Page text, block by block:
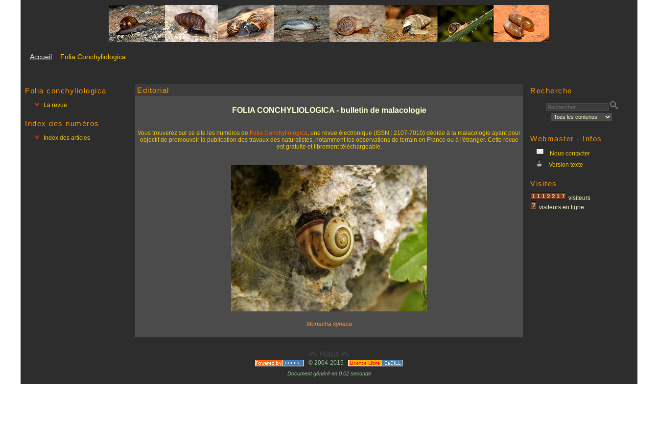
Accueil Folia Conchyliologica
Folia conchyliologica
La revue
Index des numéros
Index des articles
Editorial
FOLIA CONCHYLIOLOGICA - bulletin de malacologie
Vous trouverez sur ce site les numéros de Folia Conchyliologica, une revue électronique (ISSN : 2107-7010) dédiée à la malacologie ayant pour
objectif de promouvoir la publication des travaux des naturalistes, notamment les observations de terrain en France ou à l'étranger. Cette revue
est gratuite et librement téléchargeable.
Monacha syriaca
Recherche
Webmaster - Infos
Nous contacter
Version texte
Visites
visiteurs
visiteurs en ligne
© 2004-2015
Document généré en 0.02 seconde